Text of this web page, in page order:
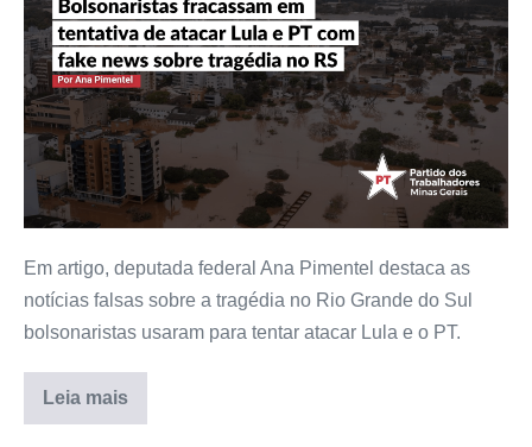
Em artigo, deputada federal Ana Pimentel destaca as
notícias falsas sobre a tragédia no Rio Grande do Sul
bolsonaristas usaram para tentar atacar Lula e o PT.
Leia mais